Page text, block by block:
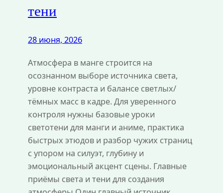
тени
28 июня, 2026
Атмосфера в манге строится на
осознанном выборе источника света,
уровне контраста и балансе светлых/
тёмных масс в кадре. Для уверенного
контроля нужны базовые уроки
светотени для манги и аниме, практика
быстрых этюдов и разбор чужих страниц
с упором на силуэт, глубину и
эмоциональный акцент сцены. Главные
приёмы света и тени для создания